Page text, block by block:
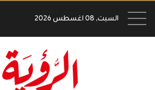
السبت, 08 اغسطس 2026